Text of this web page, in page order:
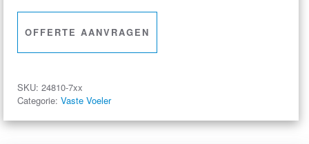
–
'Sizzle'
aantal
OFFERTE AANVRAGEN
SKU: 24810-7xx
Categorie: Vaste Voeler